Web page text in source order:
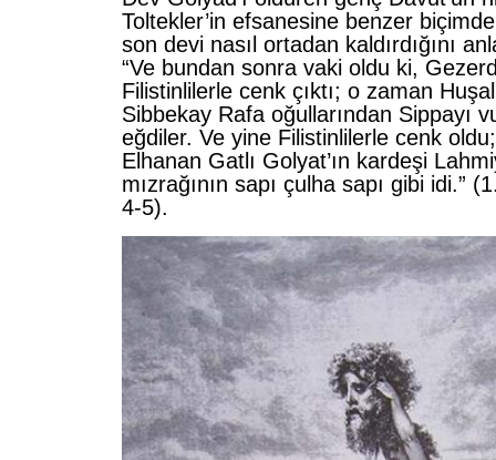
Toltekler’in efsanesine benzer
son devi nasıl ortadan kaldırdığını
“Ve bundan sonra vaki oldu ki,
Filistinlilerle cenk çıktı; o zaman
Sibbekay Rafa oğullarından Sippayı
eğdiler. Ve yine Filistinlilerle cenk
Elhanan Gatlı Golyat’ın kardeşi
mızrağının sapı çulha sapı gibi idi.”
4-5).